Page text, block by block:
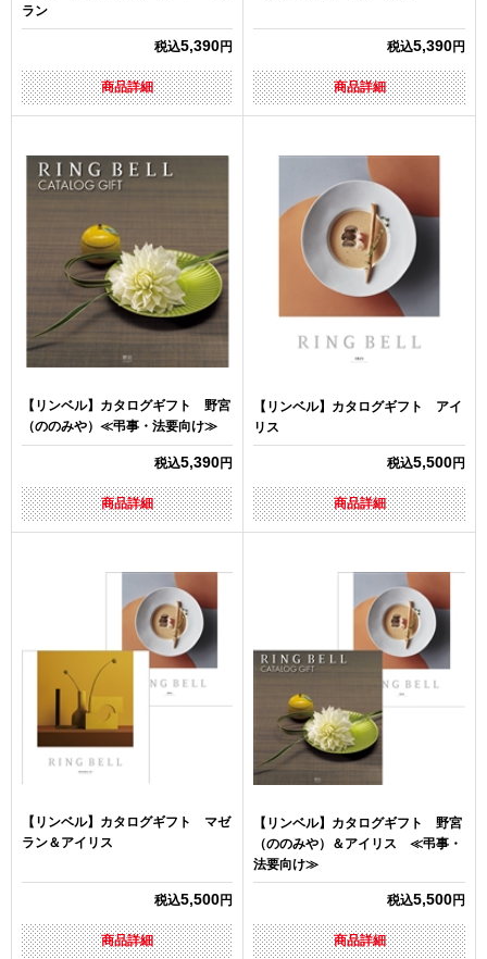
ラン
税込5,390円
商品詳細
税込5,390円
商品詳細
【リンベル】カタログギフト 野宮
（ののみや）≪弔事・法要向け≫
税込5,390円
商品詳細
【リンベル】カタログギフト アイ
リス
税込5,500円
商品詳細
【リンベル】カタログギフト マゼ
ラン＆アイリス
税込5,500円
商品詳細
【リンベル】カタログギフト 野宮
（ののみや）＆アイリス ≪弔事・
法要向け≫
税込5,500円
商品詳細